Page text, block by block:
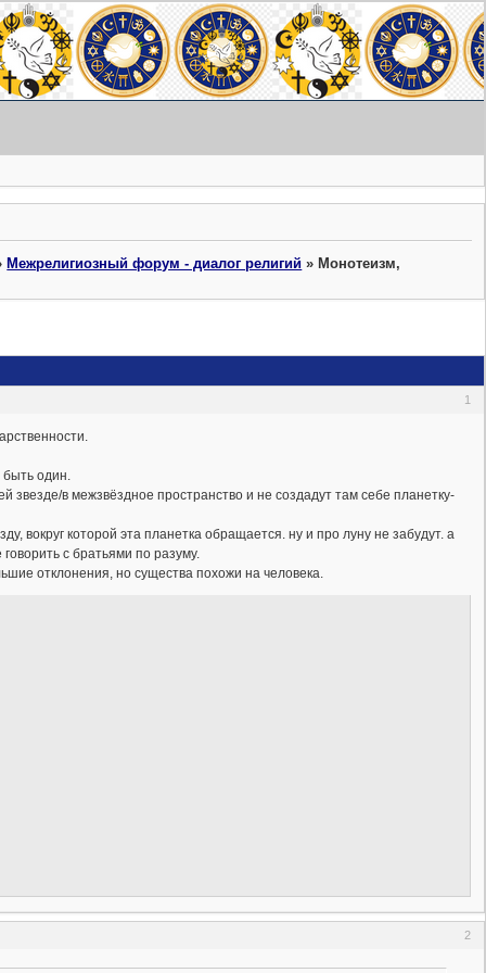
Межрелигиозный форум - диалог религий »Монотеизм,
1
быть один.
в межзвёздное пространство и не создадут там себе планетку-
вокруг которой эта планетка обращается. ну и про луну не забудут. а
с братьями по разуму.
отклонения, но существа похожи на человека.
2